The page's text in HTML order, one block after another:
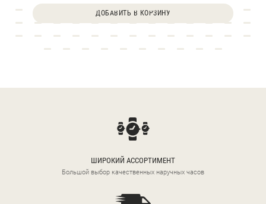
ДОБАВИТЬ В КОРЗИНУ
ШИРОКИЙ АССОРТИМЕНТ
Большой выбор качественных наручных часов